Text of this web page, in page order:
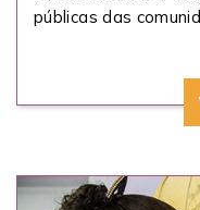
públicas das